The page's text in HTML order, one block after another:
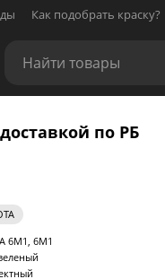
Как подобрать краску?
по РБ
6M1, 6M1